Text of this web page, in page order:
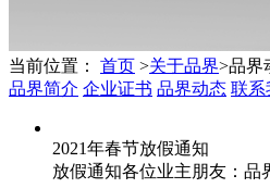
当前位置： 首页 >关于品界>品界
品界简介 企业证书 品界动态 联系
2021年春节放假通知
放假通知各位业主朋友：品